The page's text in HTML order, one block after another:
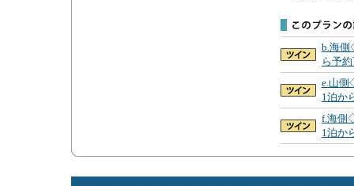
b.海側
ら予
e.山側
1泊か
f.海側
1泊か